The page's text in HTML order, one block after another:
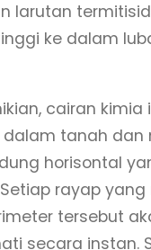
larutan
ke dalam
cairan kimia
dalam tanah dan
horisontal
rayap
tersebut
secara instan.